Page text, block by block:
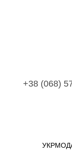
+38 (068)
УКРМОДА